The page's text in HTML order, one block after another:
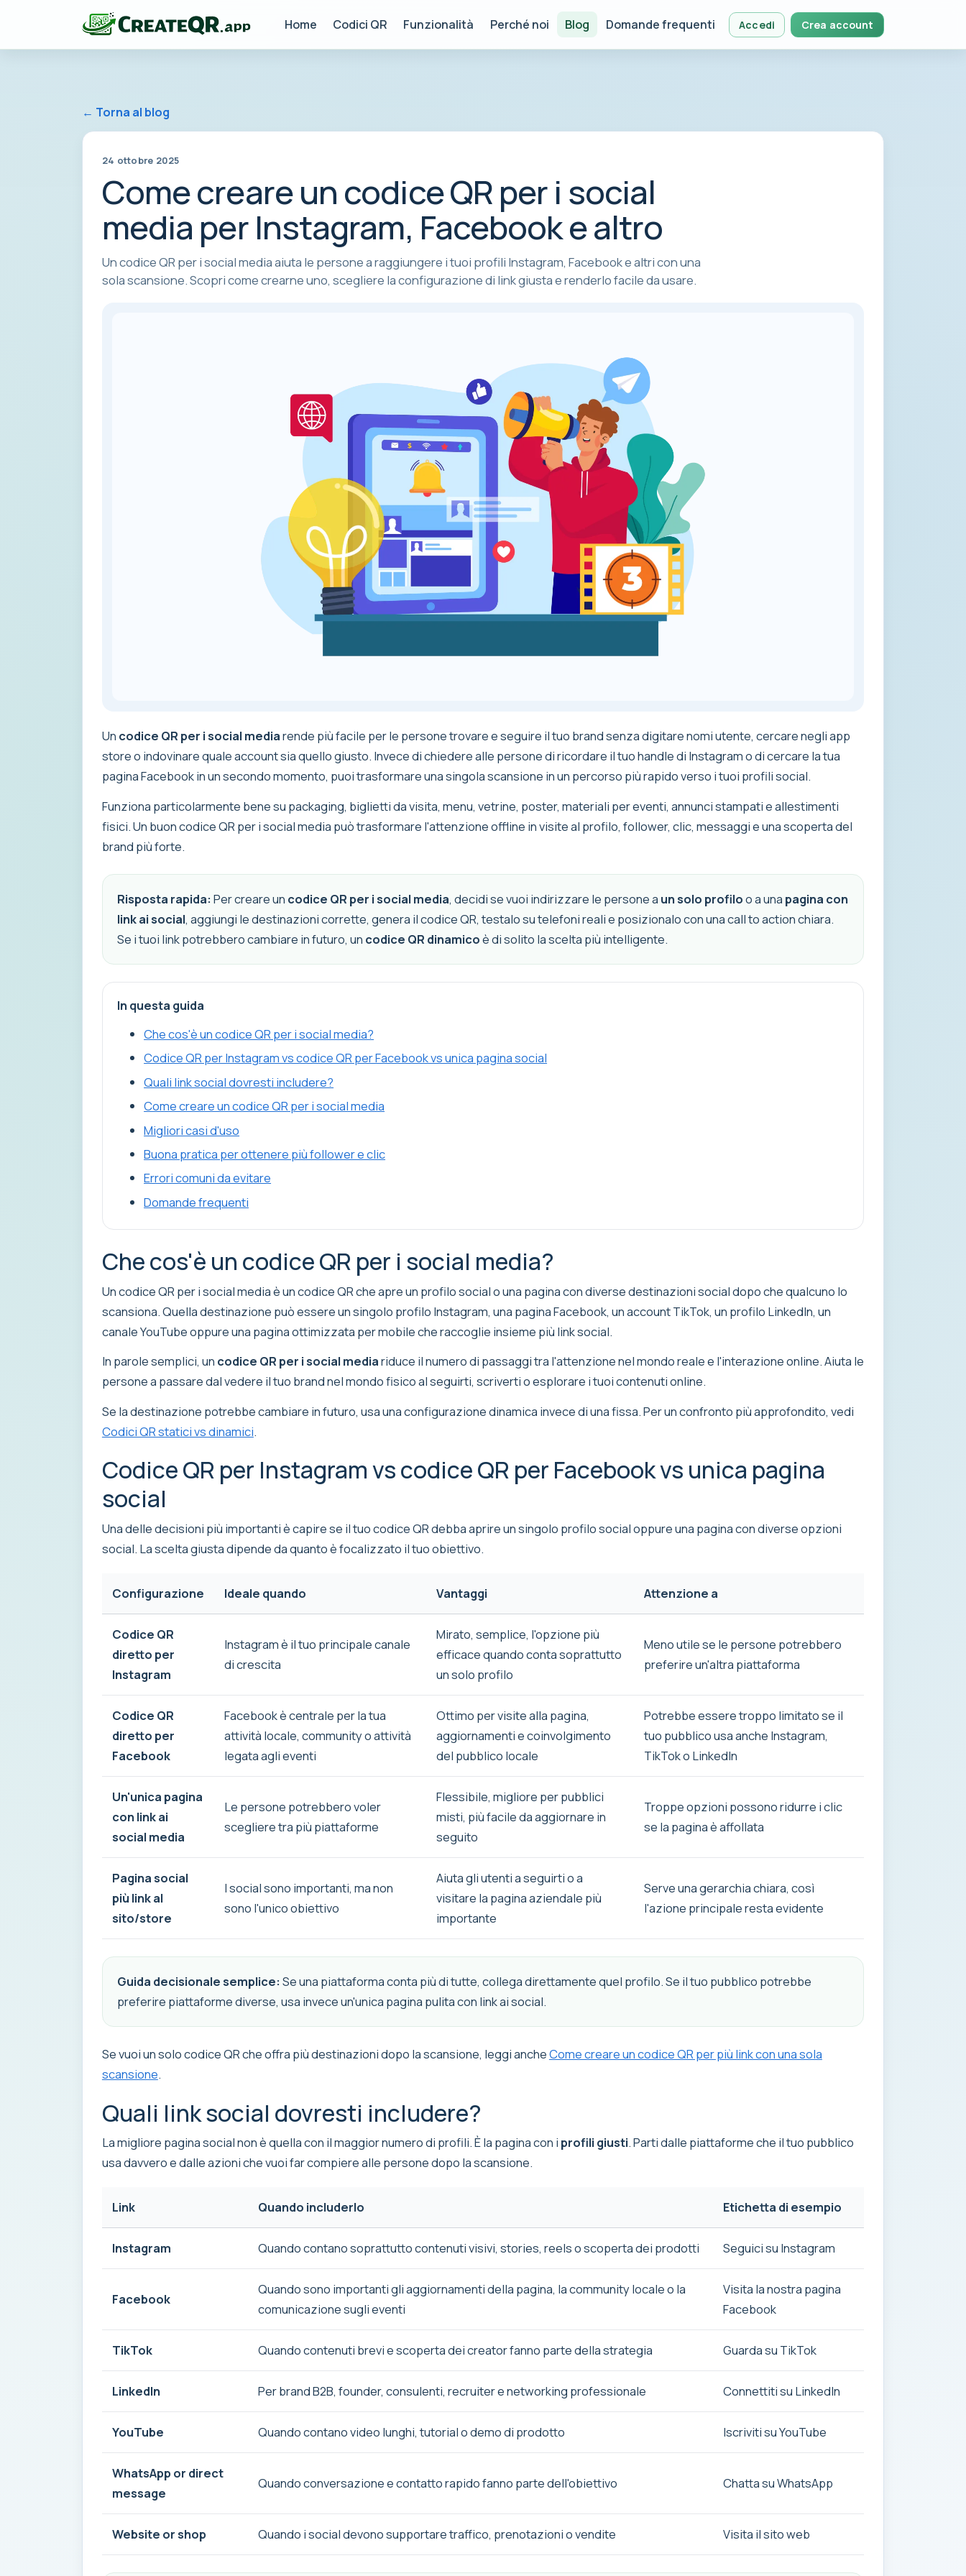
Home Codici QR Funzionalità Perché noi Blog Domande frequenti Accedi Crea account
← Torna al blog
24 ottobre 2025
Come creare un codice QR per i social
media per Instagram, Facebook e altro
Un codice QR per i social media aiuta le persone a raggiungere i tuoi profili Instagram, Facebook e altri con una
sola scansione. Scopri come crearne uno, scegliere la configurazione di link giusta e renderlo facile da usare.
Un codice QR per i social mediarende più facile per le persone trovare e seguire il tuo brand senza digitare nomi utente, cercare negli app
store o indovinare quale account sia quello giusto. Invece di chiedere alle persone di ricordare il tuo handle di Instagram o di cercare la tua
pagina Facebook in un secondo momento, puoi trasformare una singola scansione in un percorso più rapido verso i tuoi profili social.
Funziona particolarmente bene su packaging, biglietti da visita, menu, vetrine, poster, materiali per eventi, annunci stampati e allestimenti
fisici. Un buon codice QR per i social media può trasformare l'attenzione offline in visite al profilo, follower, clic, messaggi e una scoperta del
brand più forte.
Risposta rapida: Per creare un codice QR per i social media, decidi se vuoi indirizzare le persone a un solo profiloo a una pagina con
link ai social, aggiungi le destinazioni corrette, genera il codice QR, testalo su telefoni reali e posizionalo con una call to action chiara.
Se i tuoi link potrebbero cambiare in futuro, un codice QR dinamicoè di solito la scelta più intelligente.
In questa guida
Che cos'è un codice QR per i social media?
Codice QR per Instagram vs codice QR per Facebook vs unica pagina social
Quali link social dovresti includere?
Come creare un codice QR per i social media
Migliori casi d'uso
Buona pratica per ottenere più follower e clic
Errori comuni da evitare
Domande frequenti
Che cos'è un codice QR per i social media?
Un codice QR per i social media è un codice QR che apre un profilo social o una pagina con diverse destinazioni social dopo che qualcuno lo
scansiona. Quella destinazione può essere un singolo profilo Instagram, una pagina Facebook, un account TikTok, un profilo LinkedIn, un
canale YouTube oppure una pagina ottimizzata per mobile che raccoglie insieme più link social.
In parole semplici, un codice QR per i social mediariduce il numero di passaggi tra l'attenzione nel mondo reale e l'interazione online. Aiuta le
persone a passare dal vedere il tuo brand nel mondo fisico al seguirti, scriverti o esplorare i tuoi contenuti online.
Se la destinazione potrebbe cambiare in futuro, usa una configurazione dinamica invece di una fissa. Per un confronto più approfondito, vedi
Codici QR statici vs dinamici.
Codice QR per Instagram vs codice QR per Facebook vs unica pagina
social
Una delle decisioni più importanti è capire se il tuo codice QR debba aprire un singolo profilo social oppure una pagina con diverse opzioni
social. La scelta giusta dipende da quanto è focalizzato il tuo obiettivo.
Configurazione Ideale quando Vantaggi Attenzione a
Codice QR
diretto per
Instagram
Instagram è il tuo principale canale
di crescita
Mirato, semplice, l'opzione più
efficace quando conta soprattutto
un solo profilo
Meno utile se le persone potrebbero
preferire un'altra piattaforma
Codice QR
diretto per
Facebook
Facebook è centrale per la tua
attività locale, community o attività
legata agli eventi
Ottimo per visite alla pagina,
aggiornamenti e coinvolgimento
del pubblico locale
Potrebbe essere troppo limitato se il
tuo pubblico usa anche Instagram,
TikTok o LinkedIn
Un'unica pagina
con link ai
social media
Le persone potrebbero voler
scegliere tra più piattaforme
Flessibile, migliore per pubblici
misti, più facile da aggiornare in
seguito
Troppe opzioni possono ridurre i clic
se la pagina è affollata
Pagina social
più link al
sito/store
I social sono importanti, ma non
sono l'unico obiettivo
Aiuta gli utenti a seguirti o a
visitare la pagina aziendale più
importante
Serve una gerarchia chiara, così
l'azione principale resta evidente
Guida decisionale semplice: Se una piattaforma conta più di tutte, collega direttamente quel profilo. Se il tuo pubblico potrebbe
preferire piattaforme diverse, usa invece un'unica pagina pulita con link ai social.
Se vuoi un solo codice QR che offra più destinazioni dopo la scansione, leggi ancheCome creare un codice QR per più link con una sola
scansione.
Quali link social dovresti includere?
La migliore pagina social non è quella con il maggior numero di profili. È la pagina con i profili giusti. Parti dalle piattaforme che il tuo pubblico
usa davvero e dalle azioni che vuoi far compiere alle persone dopo la scansione.
Link Quando includerlo Etichetta di esempio
Instagram Quando contano soprattutto contenuti visivi, stories, reels o scoperta dei prodotti Seguici su Instagram
Facebook
Quando sono importanti gli aggiornamenti della pagina, la community locale o la
comunicazione sugli eventi
Visita la nostra pagina
Facebook
TikTok Quando contenuti brevi e scoperta dei creator fanno parte della strategia Guarda su TikTok
LinkedIn Per brand B2B, founder, consulenti, recruiter e networking professionale Connettiti su LinkedIn
YouTube Quando contano video lunghi, tutorial o demo di prodotto Iscriviti su YouTube
WhatsApp or direct
message
Quando conversazione e contatto rapido fanno parte dell'obiettivo Chatta su WhatsApp
Website or shop Quando i social devono supportare traffico, prenotazioni o vendite Visita il sito web